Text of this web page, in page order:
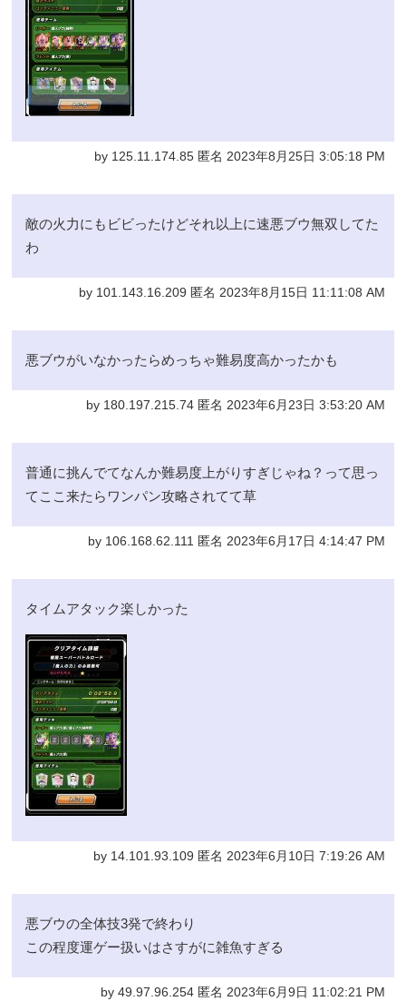
by 125.11.174.85 匿名 2023年8月25日 3:05:18 PM
敵の火力にもビビったけどそれ以上に速悪ブウ無双してた
わ
by 101.143.16.209 匿名 2023年8月15日 11:11:08 AM
悪ブウがいなかったらめっちゃ難易度高かったかも
by 180.197.215.74 匿名 2023年6月23日 3:53:20 AM
普通に挑んでてなんか難易度上がりすぎじゃね？って思っ
てここ来たらワンパン攻略されてて草
by 106.168.62.111 匿名 2023年6月17日 4:14:47 PM
タイムアタック楽しかった
by 14.101.93.109 匿名 2023年6月10日 7:19:26 AM
悪ブウの全体技3発で終わり
この程度運ゲー扱いはさすがに雑魚すぎる
by 49.97.96.254 匿名 2023年6月9日 11:02:21 PM